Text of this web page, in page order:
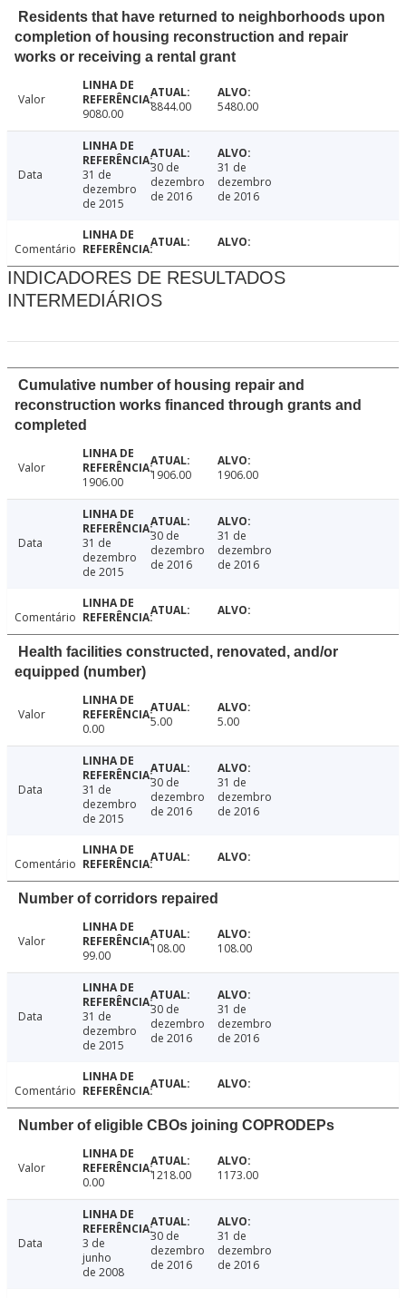
Residents that have returned to neighborhoods upon
completion of housing reconstruction and repair
works or receiving a rental grant
Valor
9080.00
8844.00 5480.00
Data
31 de
dezembro
de 2015
30 de
dezembro
de 2016
31 de
dezembro
de 2016
Comentário
INDICADORES DE RESULTADOS
INTERMEDIÁRIOS
Cumulative number of housing repair and
reconstruction works financed through grants and
completed
Valor
1906.00
1906.00 1906.00
Data
31 de
dezembro
de 2015
30 de
dezembro
de 2016
31 de
dezembro
de 2016
Comentário
Health facilities constructed, renovated, and/or
equipped (number)
Valor
0.00
5.00 5.00
Data
31 de
dezembro
de 2015
30 de
dezembro
de 2016
31 de
dezembro
de 2016
Comentário
Number of corridors repaired
Valor
99.00
108.00 108.00
Data
31 de
dezembro
de 2015
30 de
dezembro
de 2016
31 de
dezembro
de 2016
Comentário
Number of eligible CBOs joining COPRODEPs
Valor
0.00
1218.00 1173.00
Data
3 de
junho
de 2008
30 de
dezembro
de 2016
31 de
dezembro
de 2016